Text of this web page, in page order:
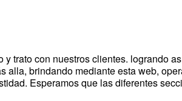
trato con nuestros clientes. logrando
brindando mediante esta web,
Esperamos que las diferentes